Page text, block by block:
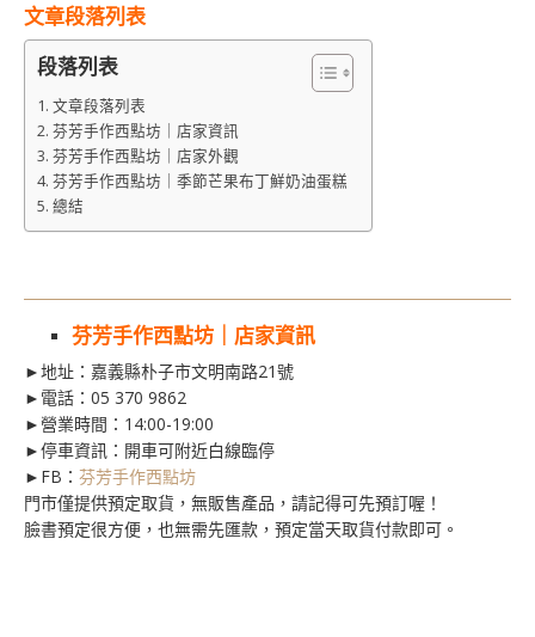
文章段落列表
段落列表
文章段落列表
芬芳手作西點坊｜店家資訊
芬芳手作西點坊｜店家外觀
芬芳手作西點坊｜季節芒果布丁鮮奶油蛋糕
總結
芬芳手作西點坊｜店家資訊
►地址：嘉義縣朴子市文明南路21號
►電話： 05 370 9862
►營業時間：14:00-19:00
►停車資訊：開車可附近白線臨停
►FB： 芬芳手作西點坊
門市僅提供預定取貨，無販售產品，請記得可先預訂喔！
臉書預定很方便，也無需先匯款，預定當天取貨付款即可。